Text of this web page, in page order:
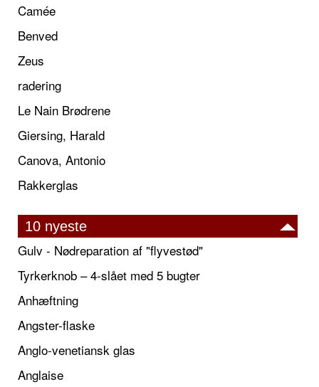
Camée
Benved
Zeus
radering
Le Nain Brødrene
Giersing, Harald
Canova, Antonio
Rakkerglas
10 nyeste
Gulv - Nødreparation af "flyvestød"
Tyrkerknob – 4-slået med 5 bugter
Anhæftning
Angster-flaske
Anglo-venetiansk glas
Anglaise